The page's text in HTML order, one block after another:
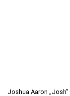
Joshua Aaron